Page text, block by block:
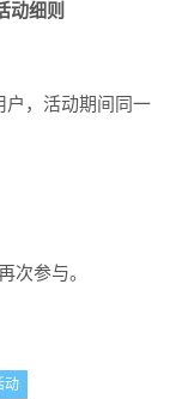
动细则
户，活动期间同一
次参与。
动